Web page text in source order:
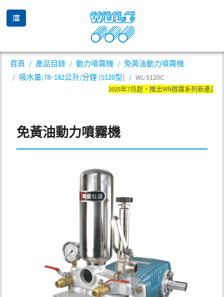
首頁 產品目錄 動力噴霧機
免黃油動力噴霧機
吸水量:78~182公升/分鐘 (5120型)
WL-5120C
2025年7月起，推出WN微霧系列新產品
免黃油動力噴霧機